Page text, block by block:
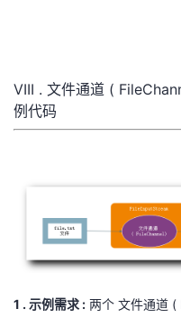
VIII . 文件通道 (
例代码
1 . 示例需求 : 两个 文件通道 (